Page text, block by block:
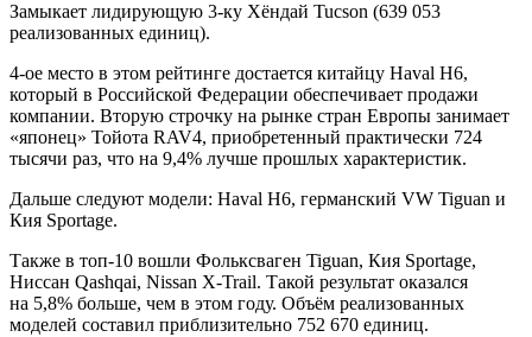
Замыкает лидирующую 3-ку Хёндай Tucson (639 053
реализованных единиц).
4-ое место в этом рейтинге достается китайцу Haval H6,
который в Российской Федерации обеспечивает продажи
компании. Вторую строчку на рынке стран Европы занимает
«японец» Тойота RAV4, приобретенный практически 724
тысячи раз, что на 9,4% лучше прошлых характеристик.
Дальше следуют модели: Haval H6, германский VW Tiguan и
Кия Sportage.
Также в топ-10 вошли Фольксваген Tiguan, Кия Sportage,
Ниссан Qashqai, Nissan X-Trail. Такой результат оказался
на 5,8% больше, чем в этом году. Объём реализованных
моделей составил приблизительно 752 670 единиц.